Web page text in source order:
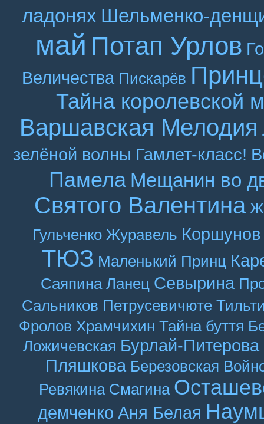
ладонях Шельменко-
май Потап Урлов
Величества Пискарёв
Тайна королевской
Варшавская Мелодия
зелёной волны Гамлет-класс!
Памела Мещанин во
Святого Валентина
Гульченко Журавель Коршунов
ТЮЗ Маленький Принц
Саяпина Ланец Севырина
Сальников Петрусевичюте
Фролов Храмчихин Тайна буття
Ложичевская Бурлай-Питерова
Пляшкова Березовская
Ревякина Смагина
демченко Аня Белая